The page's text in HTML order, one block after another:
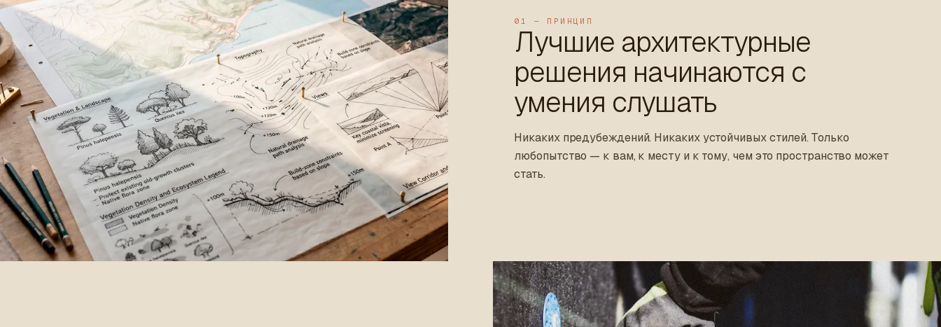
01 — ПРИНЦИП
Лучшие архитектурные
решения начинаются с
умения слушать
Никаких предубеждений. Никаких устойчивых стилей. Только
любопытство — к вам, к месту и к тому, чем это пространство может
стать.